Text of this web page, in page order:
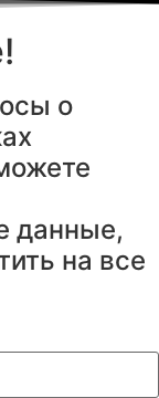
о
данные,
на все